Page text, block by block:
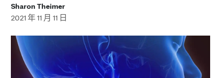
Sharon Theimer
2021 年 11 月 11 日